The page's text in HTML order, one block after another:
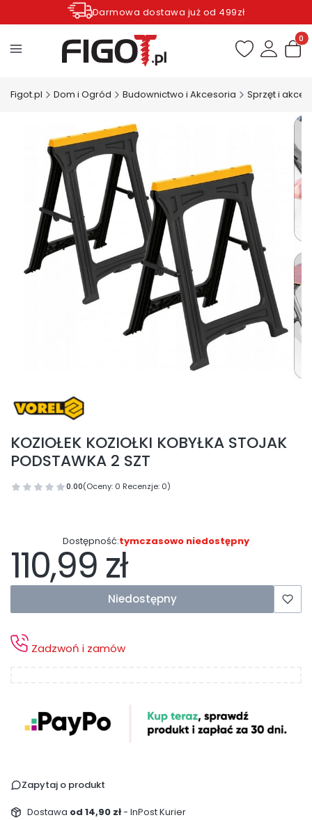
Darmowa dostawa już od 499zł
Zamów do godziny 12.00 wysyłka dziś*
Figot.pl Dom i Ogród Budownictwo i Akcesoria Sprzęt i
KOZIOŁEK KOZIOŁKI KOBYŁKA STOJAK
PODSTAWKA 2 SZT
0.00(Oceny: 0 Recenzje: 0)
Dostępność:tymczasowo niedostępny
Cena
110,99 zł
Niedostępny
Zadzwoń i zamów
Zapytaj o produkt
Dostawa od 14,90 zł- InPost Kurier